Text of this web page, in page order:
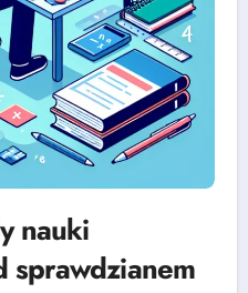
nauki
sprawdzianem